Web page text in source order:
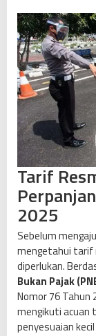
Tarif
2025
Sebelum
mengetahui tarif
diperlukan.
Bukan Pajak
Nomor 76 Tahun
mengikuti acuan
penyesuaian